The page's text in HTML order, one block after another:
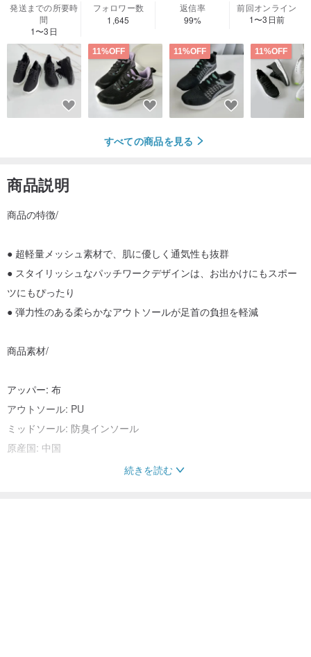
発送までの所要時
間
1〜3日
フォロワー数
1,645
返信率
99%
前回オンライン
1〜3日前
11%OFF 11%OFF 11%OFF
すべての商品を見る
商品説明
商品の特徴/
● 超軽量メッシュ素材で、肌に優しく通気性も抜群
● スタイリッシュなパッチワークデザインは、お出かけにもスポー
ツにもぴったり
● 弾力性のある柔らかなアウトソールが足首の負担を軽減
商品素材/
アッパー: 布
アウトソール: PU
ミッドソール: 防臭インソール
原産国: 中国
続きを読む